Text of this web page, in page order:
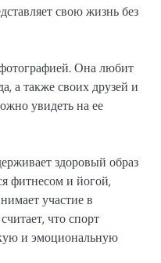
свою жизнь без
Она любит
а также своих друзей и
увидеть на ее
здоровый образ
фитнесом и йогой,
участие в
что спорт
и эмоциональную